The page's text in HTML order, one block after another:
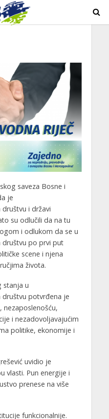
saveza Bosne i
je
i državi
su odlučili da na tu
i odlukom da se u
društvu po prvi put
scene i njena
života.
stanja u
potvrđena je
i nezadovoljavajućim
politike, ekonomije i
uvidio je
vlasti. Pun energije i
prenese na više
funkcionalnije.